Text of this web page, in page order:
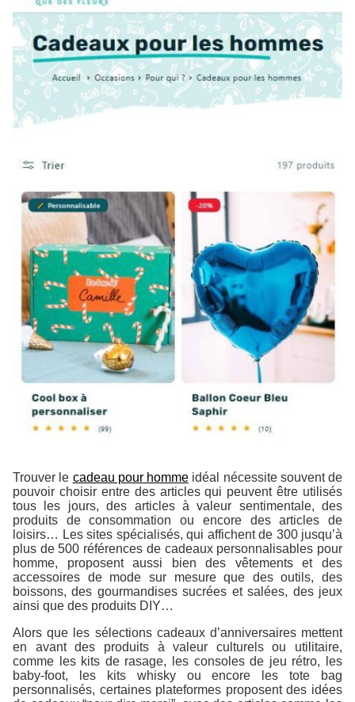
Trouver le cadeau pour homme idéal nécessite souvent de
pouvoir choisir entre des articles qui peuvent être utilisés
tous les jours, des articles à valeur sentimentale, des
produits de consommation ou encore des articles de
loisirs… Les sites spécialisés, qui affichent de 300 jusqu’à
plus de 500 références de cadeaux personnalisables pour
homme, proposent aussi bien des vêtements et des
accessoires de mode sur mesure que des outils, des
boissons, des gourmandises sucrées et salées, des jeux
ainsi que des produits DIY…
Alors que les sélections cadeaux d’anniversaires mettent
en avant des produits à valeur culturels ou utilitaire,
comme les kits de rasage, les consoles de jeu rétro, les
baby-foot, les kits whisky ou encore les tote bag
personnalisés, certaines plateformes proposent des idées